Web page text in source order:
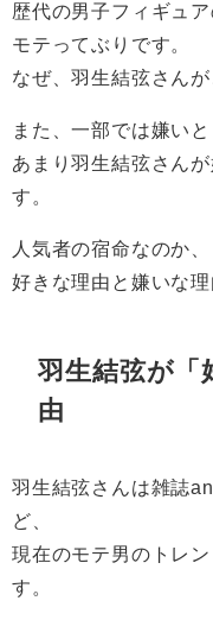
歴代の男子フィギュ
モテってぶりです。
なぜ、羽生結弦さん
また、一部では嫌い
あまり羽生結弦さん
す。
人気者の宿命なのか、
好きな理由と嫌いな
羽生結弦が「
由
羽生結弦さんは雑誌
ど、
現在のモテ男のトレ
す。